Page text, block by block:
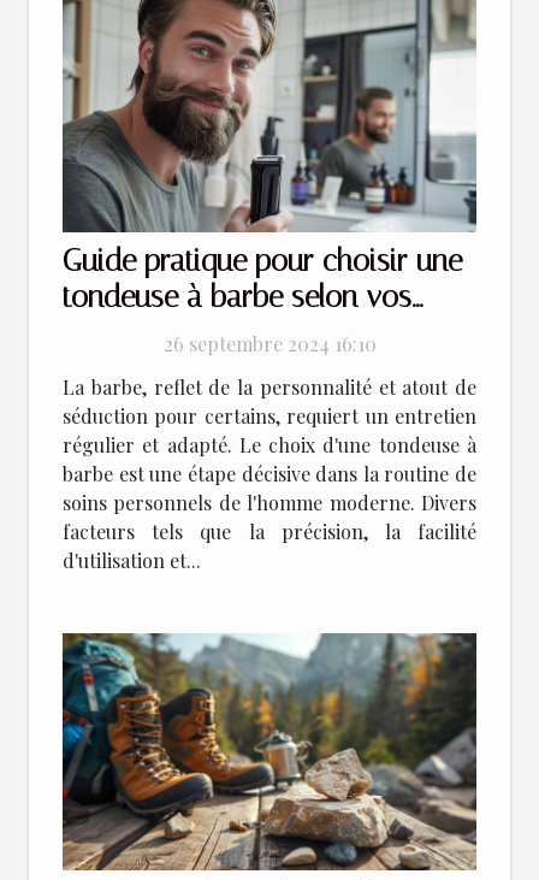
Guide pratique pour choisir une
tondeuse à barbe selon vos
26 septembre 2024 16:10
La barbe, reflet de la personnalité et atout de
séduction pour certains, requiert un entretien
régulier et adapté. Le choix d'une tondeuse à
barbe est une étape décisive dans la routine de
soins personnels de l'homme moderne. Divers
facteurs tels que la précision, la facilité
d'utilisation et...